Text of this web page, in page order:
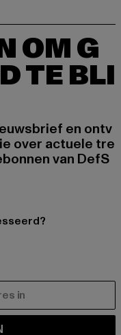
OM G
TE BLI
en ontv
over actuele tre
van DefS